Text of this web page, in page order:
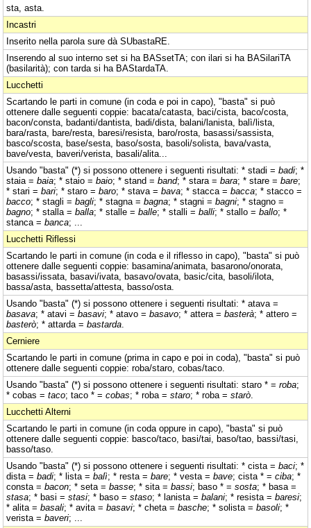
sta, asta.
Incastri
Inserito nella parola sure dà SUbastaRE.
Inserendo al suo interno set si ha BASsetTA; con ilari si ha BASilariTA
(basilarità); con tarda si ha BAStardaTA.
Lucchetti
Scartando le parti in comune (in coda e poi in capo), "basta" si può
ottenere dalle seguenti coppie: bacata/catasta, baci/cista, baco/costa,
bacon/consta, badanti/dantista, badi/dista, balani/lanista, balì/lista,
bara/rasta, bare/resta, baresi/resista, baro/rosta, basassi/sassista,
basco/scosta, base/sesta, baso/sosta, basoli/solista, bava/vasta,
bave/vesta, baveri/verista, basali/alita...
Usando "basta" (*) si possono ottenere i seguenti risultati: * stadi = badi; *
staia = baia; * staio = baio; * stand = band; * stara = bara; * stare = bare;
* stari = bari; * staro = baro; * stava = bava; * stacca = bacca; * stacco =
bacco; * stagli = bagli; * stagna = bagna; * stagni = bagni; * stagno =
bagno; * stalla = balla; * stalle = balle; * stalli = balli; * stallo = ballo; *
stanca = banca; ...
Lucchetti Riflessi
Scartando le parti in comune (in coda e il riflesso in capo), "basta" si può
ottenere dalle seguenti coppie: basamina/animata, basarono/onorata,
basassi/issata, basavi/ivata, basavo/ovata, basic/cita, basoli/ilota,
bassa/asta, bassetta/attesta, basso/osta.
Usando "basta" (*) si possono ottenere i seguenti risultati: * atava =
basava; * atavi = basavi; * atavo = basavo; * attera = basterà; * attero =
basterò; * attarda = bastarda
Cerniere
Scartando le parti in comune (prima in capo e poi in coda), "basta" si può
ottenere dalle seguenti coppie: roba/staro, cobas/taco.
Usando "basta" (*) si possono ottenere i seguenti risultati: staro * = roba;
* cobas = taco; taco * = cobas; * roba = staro; * roba = starò
Lucchetti Alterni
Scartando le parti in comune (in coda oppure in capo), "basta" si può
ottenere dalle seguenti coppie: basco/taco, basi/tai, baso/tao, bassi/tasi,
basso/taso.
Usando "basta" (*) si possono ottenere i seguenti risultati: * cista = baci; *
dista = badi; * lista = balì; * resta = bare; * vesta = bave; cista * = ciba; *
consta = bacon; * seta = basse; * sita = bassi; baso * = sosta; * basa =
stasa; * basi = stasi; * baso = staso; * lanista = balani; * resista = baresi;
* alita = basali; * avita = basavi; * cheta = basche; * solista = basoli; *
verista = baveri; ...